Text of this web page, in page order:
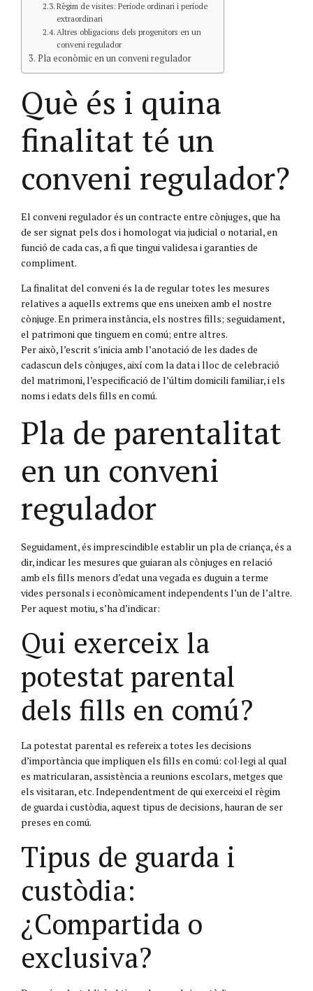
Règim de visites: Període ordinari i període
extraordinari
Altres obligacions dels progenitors en un
conveni regulador
Pla econòmic en un conveni regulador
Què és i quina
finalitat té un
conveni regulador?
El conveni regulador és un contracte entre cònjuges, que ha
de ser signat pels dos i homologat via judicial o notarial, en
funció de cada cas, a fi que tingui validesa i garanties de
compliment.
La finalitat del conveni és la de regular totes les mesures
relatives a aquells extrems que ens uneixen amb el nostre
cònjuge. En primera instància, els nostres fills; seguidament,
el patrimoni que tinguem en comú; entre altres.
Per això, l’escrit s’inicia amb l’anotació de les dades de
cadascun dels cònjuges, així com la data i lloc de celebració
del matrimoni, l’especificació de l’últim domicili familiar, i els
noms i edats dels fills en comú.
Pla de parentalitat
en un conveni
regulador
Seguidament, és imprescindible establir un pla de criança, és a
dir, indicar les mesures que guiaran als cònjuges en relació
amb els fills menors d’edat una vegada es duguin a terme
vides personals i econòmicament independents l’un de l’altre.
Per aquest motiu, s’ha d’indicar:
Qui exerceix la
potestat parental
dels fills en comú?
La potestat parental es refereix a totes les decisions
d’importància que impliquen els fills en comú: col·legi al qual
es matricularan, assistència a reunions escolars, metges que
els visitaran, etc. Independentment de qui exerceixi el règim
de guarda i custòdia, aquest tipus de decisions, hauran de ser
preses en comú.
Tipus de guarda i
custòdia:
¿Compartida o
exclusiva?